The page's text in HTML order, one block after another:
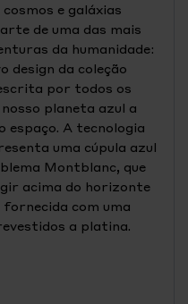
e galáxias
de uma das mais
da humanidade:
design da coleção
por todos os
planeta azul a
espaço. A tecnologia
uma cúpula azul
Montblanc, que
acima do horizonte
com uma
a platina.